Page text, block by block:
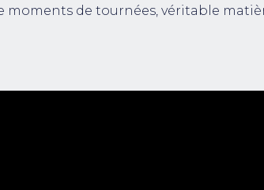
moments de tournées, véritable